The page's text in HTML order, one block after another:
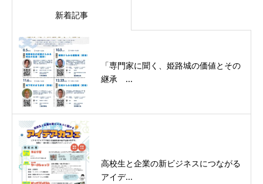
新着記事
「専門家に聞く、姫路城の価値とその
継承 ...
高校生と企業の新ビジネスにつながる
アイデ...